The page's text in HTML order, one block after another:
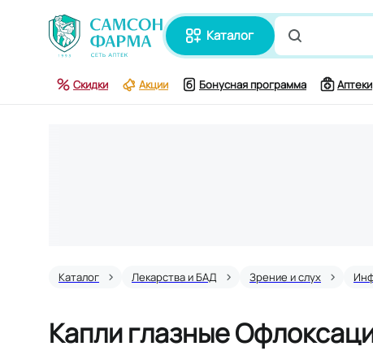
каталог
Поиск по
Скидки Акции Бонусная программа Аптеки
Каталог Лекарства и БАД Зрение и слух
Капли глазные